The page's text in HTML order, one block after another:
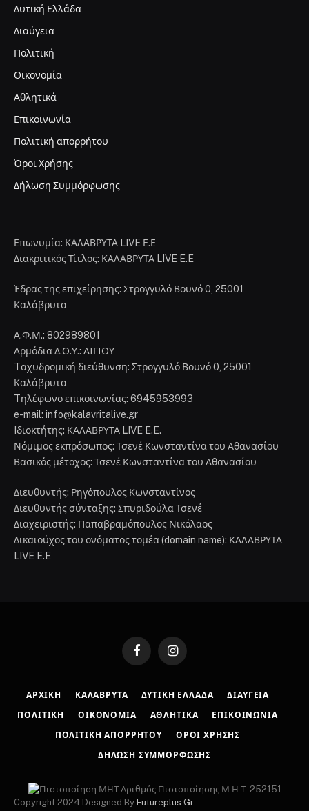
Δυτική Ελλάδα
Διαύγεια
Πολιτική
Οικονομία
Αθλητικά
Επικοινωνία
Πολιτική απορρήτου
Όροι Χρήσης
Δήλωση Συμμόρφωσης
Επωνυμία: ΚΑΛΑΒΡΥΤΑ LIVE Ε.Ε
Διακριτικός Τίτλος: ΚΑΛΑΒΡΥΤΑ LIVE E.E
Έδρας της επιχείρησης: Στρογγυλό Βουνό 0, 25001
Καλάβρυτα
Α.Φ.Μ.: 802989801
Αρμόδια Δ.Ο.Υ.: ΑΙΓΙΟΥ
Tαχυδρομική διεύθυνση: Στρογγυλό Βουνό 0, 25001
Καλάβρυτα
Tηλέφωνο επικοινωνίας: 6945953993
e-mail: info@kalavritalive.gr
Iδιοκτήτης: ΚΑΛΑΒΡΥΤΑ LIVE E.E.
Νόμιμος εκπρόσωπος: Τσενέ Κωνσταντίνα του Αθανασίου
Βασικός μέτοχος: Τσενέ Κωνσταντίνα του Αθανασίου
Διευθυντής: Ρηγόπουλος Κωνσταντίνος
Διευθυντής σύνταξης: Σπυριδούλα Τσενέ
Διαχειριστής: Παπαβραμόπουλος Νικόλαος
Δικαιούχος του ονόματος τομέα (domain name): ΚΑΛΑΒΡΥΤΑ
LIVE E.E
FacebookInstagram
ΑΡΧΙΚΉ ΚΑΛΆΒΡΥΤΑ ΔΥΤΙΚΉ ΕΛΛΆΔΑ ΔΙΑΎΓΕΙΑ
ΠΟΛΙΤΙΚΉ ΟΙΚΟΝΟΜΊΑ ΑΘΛΗΤΙΚΆ ΕΠΙΚΟΙΝΩΝΊΑ
ΠΟΛΙΤΙΚΉ ΑΠΟΡΡΉΤΟΥ ΌΡΟΙ ΧΡΉΣΗΣ
ΔΉΛΩΣΗ ΣΥΜΜΌΡΦΩΣΗΣ
Αριθμός Πιστοποίησης Μ.Η.Τ. 252151
Copyright 2024 Designed By Futureplus.Gr .